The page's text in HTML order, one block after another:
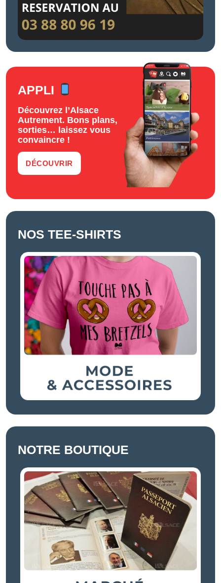
APPLI
Découvrez l’Alsace
Autrement. Bons plans,
sorties… laissez vous
convaincre !
DÉCOUVRIR
NOS TEE-SHIRTS
NOTRE BOUTIQUE